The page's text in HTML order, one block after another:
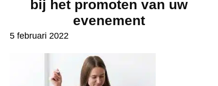
bij het promoten van uw
evenement
5 februari 2022